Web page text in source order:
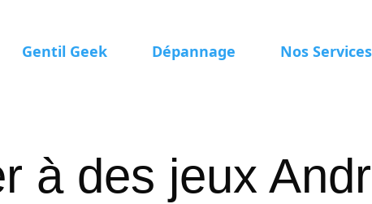
Gentil Geek Dépannage Nos Services
à des jeux